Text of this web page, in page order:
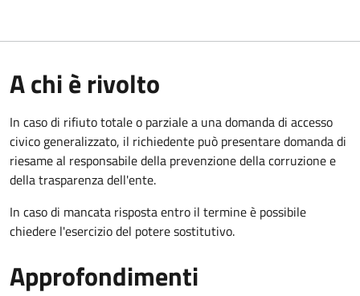
A chi è rivolto
In caso di rifiuto totale o parziale a una domanda di accesso
civico generalizzato, il richiedente può presentare domanda di
riesame al responsabile della prevenzione della corruzione e
della trasparenza dell'ente.
In caso di mancata risposta entro il termine è possibile
chiedere l'esercizio del potere sostitutivo.
Approfondimenti